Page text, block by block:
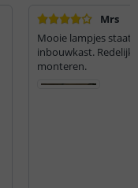
Mrs
Mooie lampjes staat
inbouwkast. Redelijk
monteren.